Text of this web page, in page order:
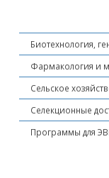
Биотехнология,
Фармакология и
Сельское
Селекционные
Программы для